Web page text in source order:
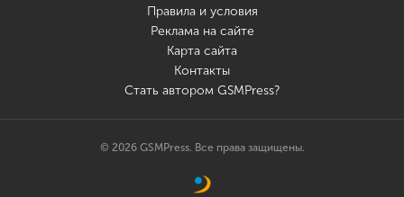
Правила и условия
Реклама на сайте
Карта сайта
Контакты
Стать автором GSMPress?
© 2026 GSMPress. Все права защищены.